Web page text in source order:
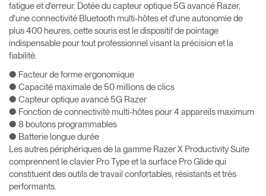
fatigue et d'erreur. Dotée du capteur optique 5G avancé Razer,
d'une connectivité Bluetooth multi-hôtes et d'une autonomie de
plus 400 heures, cette souris est le dispositif de pointage
indispensable pour tout professionnel visant la précision et la
fiabilité.
● Facteur de forme ergonomique
● Capacité maximale de 50 millions de clics
● Capteur optique avancé 5G Razer
● Fonction de connectivité multi-hôtes pour 4 appareils maximum
● 8 boutons programmables
● Batterie longue durée
Les autres périphériques de la gamme Razer X Productivity Suite
comprennent le clavier Pro Type et la surface Pro Glide qui
constituent des outils de travail confortables, résistants et très
performants.